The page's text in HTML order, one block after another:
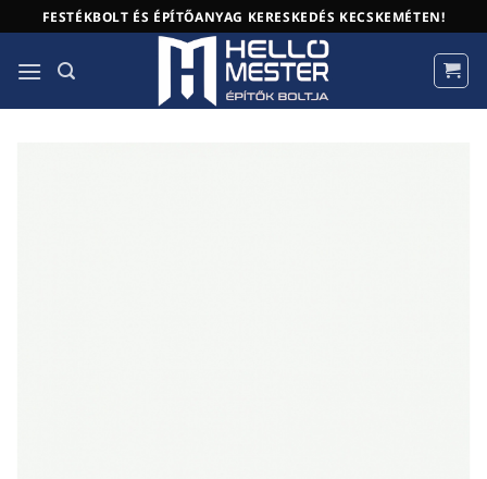
to
content
FESTÉKBOLT ÉS ÉPÍTŐANYAG KERESKEDÉS KECSKEMÉTEN!